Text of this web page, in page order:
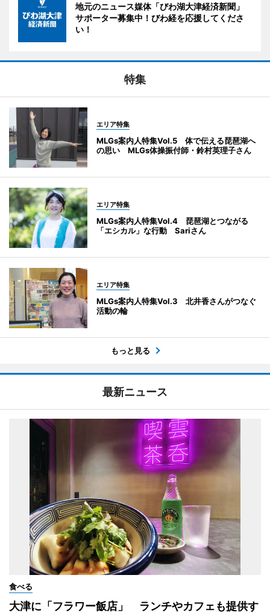
地元のニュース媒体「びわ湖大津経済新聞」
サポーター募集中！びわ経を応援してくださ
い！
特集
エリア特集
MLGs案内人特集Vol.5 体で伝える琵琶湖へ
の思い MLGs体操振付師・鈴村英理子さん
エリア特集
MLGs案内人特集Vol.4 琵琶湖とつながる
「エシカル」な行動 Sariさん
エリア特集
MLGs案内人特集Vol.3 北井香さんがつなぐ
活動の輪
もっと見る
最新ニュース
食べる
大津に「フラワー飯店」 ランチやカフェも提供す